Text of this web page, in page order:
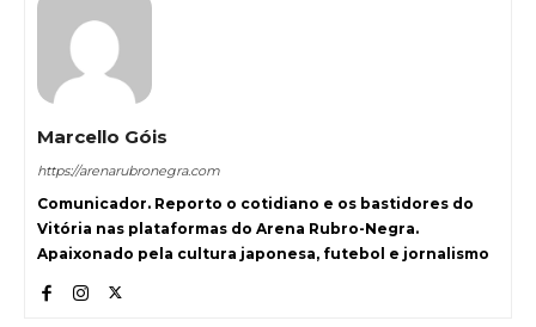
Marcello Góis
https://arenarubronegra.com
Comunicador. Reporto o cotidiano e os bastidores do
Vitória nas plataformas do Arena Rubro-Negra.
Apaixonado pela cultura japonesa, futebol e jornalismo